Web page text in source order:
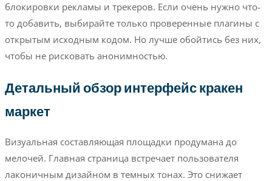
блокировки рекламы и трекеров. Если очень нужно что-
то добавить, выбирайте только проверенные плагины с
открытым исходным кодом. Но лучше обойтись без них,
чтобы не рисковать анонимностью.
Детальный обзор интерфейс кракен
маркет
Визуальная составляющая площадки продумана до
мелочей. Главная страница встречает пользователя
лаконичным дизайном в темных тонах. Это снижает